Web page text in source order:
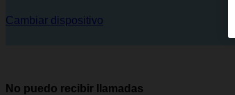
Cambiar dispositivo
No puedo recibir llamadas